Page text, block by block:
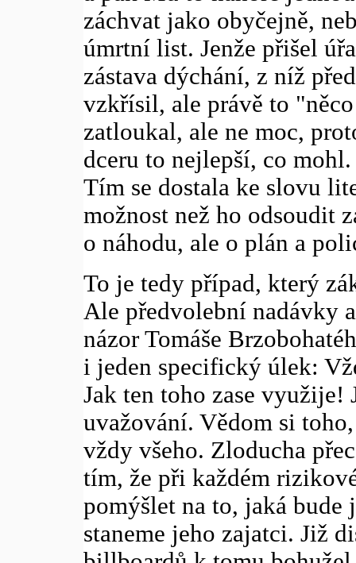
záchvat jako obyčejně,
úmrtní list. Jenže přišel
zástava dýchání, z níž
vzkřísil, ale právě to
zatloukal, ale ne moc,
dceru to nejlepší, co
Tím se dostala ke slovu
možnost než ho odsoudit
o náhodu, ale o plán a
To je tedy případ, který
Ale předvolební nadávky
názor Tomáše
i jeden specifický úlek:
Jak ten toho zase
uvažování. Vědom si
vždy všeho. Zloducha
tím, že při každém
pomýšlet na to, jaká bude
staneme jeho zajatci. Již